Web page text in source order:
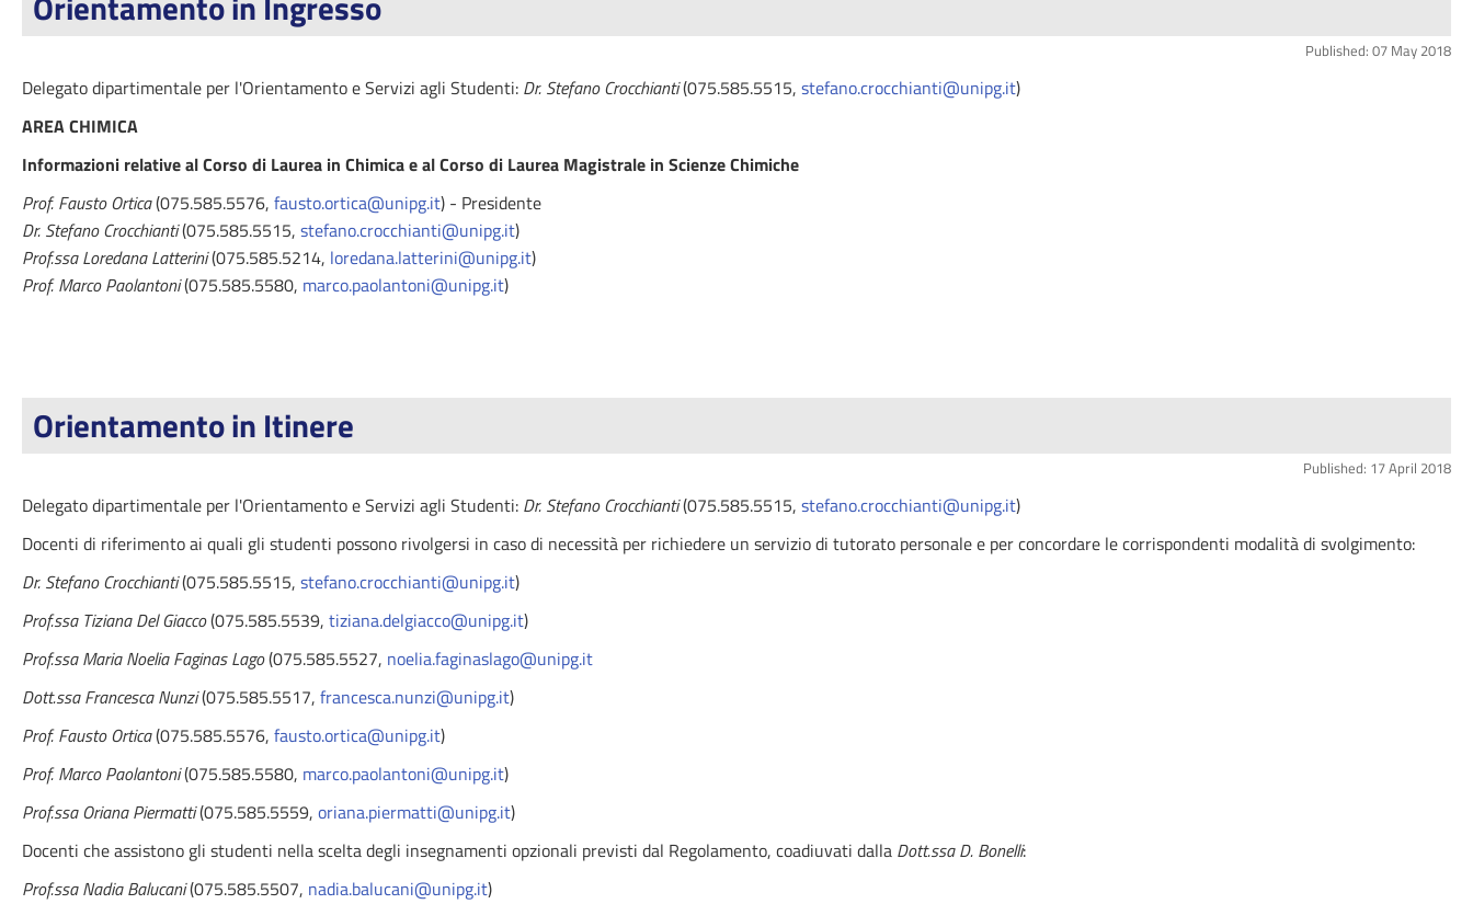
Published: 07 May 2018
Delegato dipartimentale per l'Orientamento e Servizi agli Studenti: Dr. Stefano Crocchianti(075.585.5515, stefano.crocchianti@unipg.it)
AREA CHIMICA
Informazioni relative al Corso di Laurea in Chimica e al Corso di Laurea Magistrale in Scienze Chimiche
Prof. Fausto Ortica(075.585.5576, fausto.ortica@unipg.it) - Presidente
Dr. Stefano Crocchianti(075.585.5515, stefano.crocchianti@unipg.it)
Prof.ssa Loredana Latterini(075.585.5214, loredana.latterini@unipg.it)
Prof. Marco Paolantoni(075.585.5580, marco.paolantoni@unipg.it)
Orientamento in Itinere
Published: 17 April 2018
Delegato dipartimentale per l'Orientamento e Servizi agli Studenti: Dr. Stefano Crocchianti(075.585.5515, stefano.crocchianti@unipg.it)
Docenti di riferimento ai quali gli studenti possono rivolgersi in caso di necessità per richiedere un servizio di tutorato personale e per concordare le corrispondenti modalità di svolgimento:
Dr. Stefano Crocchianti(075.585.5515, stefano.crocchianti@unipg.it)
Prof.ssa Tiziana Del Giacco(075.585.5539, tiziana.delgiacco@unipg.it)
Prof.ssa Maria Noelia Faginas Lago(075.585.5527, noelia.faginaslago@unipg.it
Dott.ssa Francesca Nunzi(075.585.5517, francesca.nunzi@unipg.it)
Prof. Fausto Ortica(075.585.5576, fausto.ortica@unipg.it)
Prof. Marco Paolantoni(075.585.5580, marco.paolantoni@unipg.it)
Prof.ssa Oriana Piermatti(075.585.5559, oriana.piermatti@unipg.it)
Docenti che assistono gli studenti nella scelta degli insegnamenti opzionali previsti dal Regolamento, coadiuvati dalla Dott.ssa D. Bonelli:
Prof.ssa Nadia Balucani(075.585.5507, nadia.balucani@unipg.it)